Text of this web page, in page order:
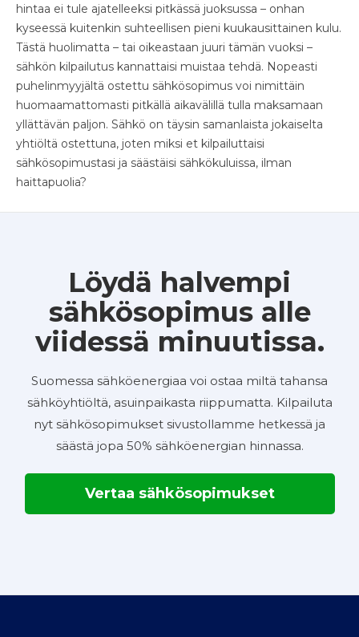
hintaa ei tule ajatelleeksi pitkässä juoksussa – onhan
kyseessä kuitenkin suhteellisen pieni kuukausittainen kulu.
Tästä huolimatta – tai oikeastaan juuri tämän vuoksi –
sähkön kilpailutus kannattaisi muistaa tehdä. Nopeasti
puhelinmyyjältä ostettu sähkösopimus voi nimittäin
huomaamattomasti pitkällä aikavälillä tulla maksamaan
yllättävän paljon. Sähkö on täysin samanlaista jokaiselta
yhtiöltä ostettuna, joten miksi et kilpailuttaisi
sähkösopimustasi ja säästäisi sähkökuluissa, ilman
haittapuolia?
Löydä halvempi
sähkösopimus alle
viidessä minuutissa.
Suomessa sähköenergiaa voi ostaa miltä tahansa
sähköyhtiöltä, asuinpaikasta riippumatta. Kilpailuta
nyt sähkösopimukset sivustollamme hetkessä ja
säästä jopa 50% sähköenergian hinnassa.
Vertaa sähkösopimukset